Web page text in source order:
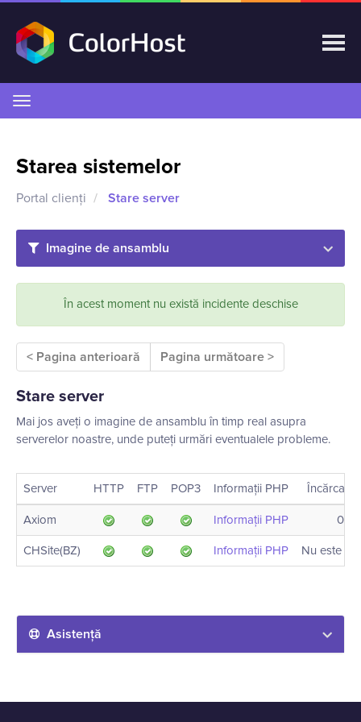
Toggle
Starea sistemelor
Portal clienți Stare server
Imagine de ansamblu
În acest moment nu există incidente deschise
< Pagina anterioară Pagina următoare >
Stare server
Mai jos aveți o imagine de ansamblu în timp real asupra
serverelor noastre, unde puteți urmări eventualele probleme.
Server HTTP FTP POP3 Informații PHP Încărcare
Axiom Informații PHP 0.30
CHSite(BZ) Informații PHP Nu este
Asistență